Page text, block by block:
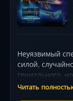
Неуязвимый
силой,
гениального,
Результат?
Читать